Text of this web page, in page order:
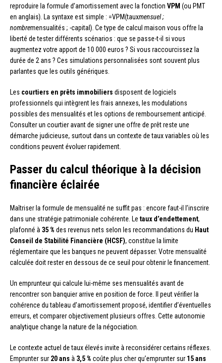
reproduire la formule d’amortissement avec la fonction VPM (ou PMT
en anglais). La syntaxe est simple : =VPM(tauxmensuel ;
nombremensualités ; -capital). Ce type de calcul maison vous offre la
liberté de tester différents scénarios : que se passe-t-il si vous
augmentez votre apport de 10 000 euros ? Si vous raccourcissez la
durée de 2 ans ? Ces simulations personnalisées sont souvent plus
parlantes que les outils génériques.
Les courtiers en prêts immobiliers disposent de logiciels
professionnels qui intègrent les frais annexes, les modulations
possibles des mensualités et les options de remboursement anticipé.
Consulter un courtier avant de signer une offre de prêt reste une
démarche judicieuse, surtout dans un contexte de taux variables où les
conditions peuvent évoluer rapidement.
Passer du calcul théorique à la décision
financière éclairée
Maîtriser la formule de mensualité ne suffit pas : encore faut-il l’inscrire
dans une stratégie patrimoniale cohérente. Le taux d’endettement,
plafonné à 35 % des revenus nets selon les recommandations du Haut
Conseil de Stabilité Financière (HCSF), constitue la limite
réglementaire que les banques ne peuvent dépasser. Votre mensualité
calculée doit rester en dessous de ce seuil pour obtenir le financement.
Un emprunteur qui calcule lui-même ses mensualités avant de
rencontrer son banquier arrive en position de force. Il peut vérifier la
cohérence du tableau d’amortissement proposé, identifier d’éventuelles
erreurs, et comparer objectivement plusieurs offres. Cette autonomie
analytique change la nature de la négociation.
Le contexte actuel de taux élevés invite à reconsidérer certains réflexes.
Emprunter sur 20 ans à 3,5 % coûte plus cher qu’emprunter sur 15 ans